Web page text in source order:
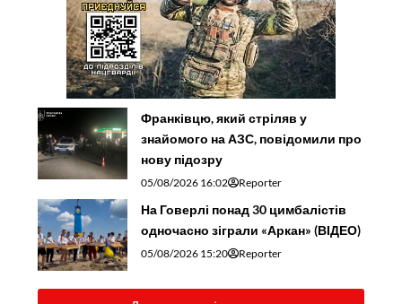
Франківцю, який стріляв у
знайомого на АЗС, повідомили про
нову підозру
05/08/2026 16:02 Reporter
На Говерлі понад 30 цимбалістів
одночасно зіграли «Аркан» (ВІДЕО)
05/08/2026 15:20 Reporter